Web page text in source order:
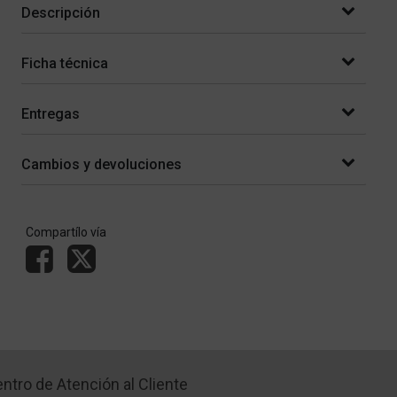
Descripción
Ficha técnica
Entregas
Cambios y devoluciones
Compartílo vía
de Atención al Cliente